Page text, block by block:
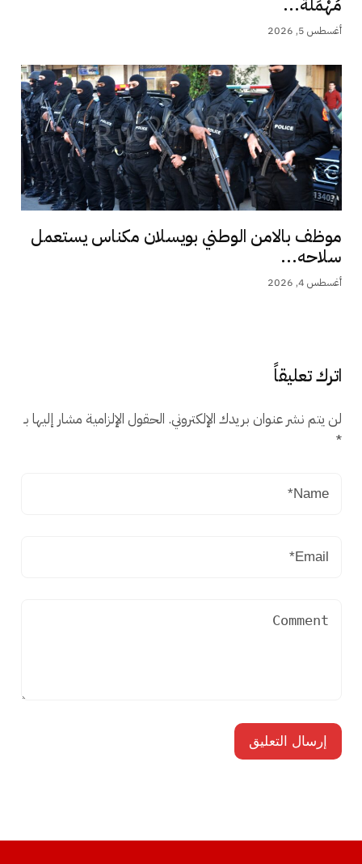
مُهْمَلَة...
أغسطس 5, 2026
موظف بالامن الوطني بويسلان مكناس يستعمل
سلاحه...
أغسطس 4, 2026
اترك تعليقاً
لن يتم نشر عنوان بريدك الإلكتروني. الحقول الإلزامية مشار إليها بـ
*